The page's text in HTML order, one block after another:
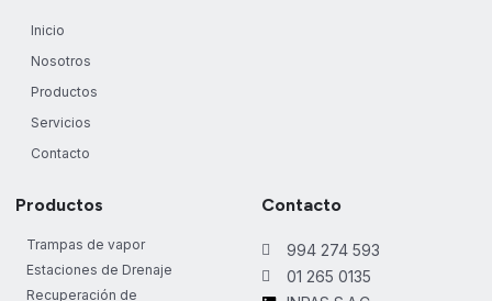
Inicio
Nosotros
Productos
Servicios
Contacto
Productos
Trampas de vapor
Estaciones de Drenaje
Recuperación de
Contacto
994 274 593
01 265 0135